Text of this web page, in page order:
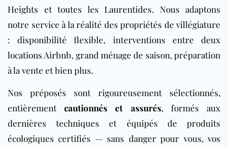
Heights et toutes les Laurentides. Nous adaptons
notre service à la réalité des propriétés de villégiature
: disponibilité flexible, interventions entre deux
locations Airbnb, grand ménage de saison, préparation
à la vente et bien plus.
Nos préposés sont rigoureusement sélectionnés,
entièrementcautionnés et assurés, formés aux
dernières techniques et équipés de produits
écologiques certifiés — sans danger pour vous, vos